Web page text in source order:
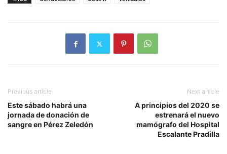
Previous article
Este sábado habrá una
jornada de donación de
sangre en Pérez Zeledón
Next article
A principios del 2020 se
estrenará el nuevo
mamógrafo del Hospital
Escalante Pradilla